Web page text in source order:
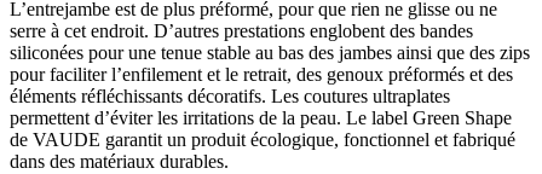
L’entrejambe est de plus préformé, pour que rien ne glisse ou ne
serre à cet endroit. D’autres prestations englobent des bandes
siliconées pour une tenue stable au bas des jambes ainsi que des zips
pour faciliter l’enfilement et le retrait, des genoux préformés et des
éléments réfléchissants décoratifs. Les coutures ultraplates
permettent d’éviter les irritations de la peau. Le label Green Shape
de VAUDE garantit un produit écologique, fonctionnel et fabriqué
dans des matériaux durables.